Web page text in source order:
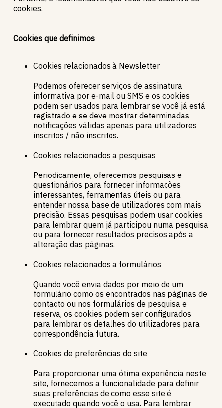
cookies.
Cookies que definimos
Cookies relacionados à Newsletter
Podemos oferecer serviços de assinatura
informativa por e-mail ou SMS e os cookies
podem ser usados ​​para lembrar se você já está
registrado e se deve mostrar determinadas
notificações válidas apenas para utilizadores
inscritos / não inscritos.
Cookies relacionados a pesquisas
Periodicamente, oferecemos pesquisas e
questionários para fornecer informações
interessantes, ferramentas úteis ou para
entender nossa base de utilizadores com mais
precisão. Essas pesquisas podem usar cookies
para lembrar quem já participou numa pesquisa
ou para fornecer resultados precisos após a
alteração das páginas.
Cookies relacionados a formulários
Quando você envia dados por meio de um
formulário como os encontrados nas páginas de
contacto ou nos formulários de pesquisa e
reserva, os cookies podem ser configurados
para lembrar os detalhes do utilizadores para
correspondência futura.
Cookies de preferências do site
Para proporcionar uma ótima experiência neste
site, fornecemos a funcionalidade para definir
suas preferências de como esse site é
executado quando você o usa. Para lembrar